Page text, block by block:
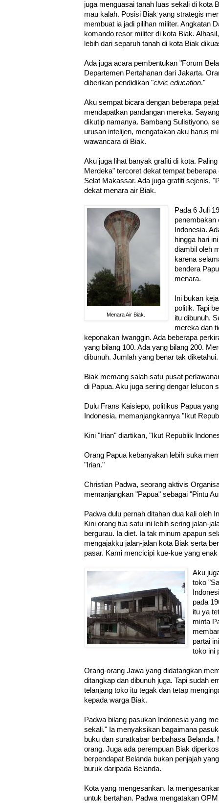
juga menguasai tanah luas sekali di kota
mau kalah. Posisi Biak yang strategis
membuat ia jadi pilihan militer. Angkatan
komando resor militer di kota Biak.
lebih dari separuh tanah di kota Biak
Ada juga acara pembentukan "Forum
Departemen Pertahanan dari Jakarta.
diberikan pendidikan "civic education."
Aku sempat bicara dengan beberapa
mendapatkan pandangan mereka.
dikutip namanya. Bambang Sulistiyono,
urusan intelijen, mengatakan aku harus
wawancara di Biak.
Aku juga lihat banyak grafiti di kota.
Merdeka" tercoret dekat tempat
Selat Makassar. Ada juga grafiti sejenis,
dekat menara air Biak.
Menara Air Biak.
Pada 6 Juli
penembakan
Indonesia.
hingga hari
diambil oleh
karena
bendera
menara.
Ini bukan
politik. Tapi
itu dibunuh.
mereka dan
keponakan Iwanggin. Ada beberapa
yang bilang 100. Ada yang bilang 200.
dibunuh. Jumlah yang benar tak diketahui.
Biak memang salah satu pusat
di Papua. Aku juga sering dengar lelucon
Dulu Frans Kaisiepo, politikus Papua
Indonesia, memanjangkannya "Ikut
Kini "Irian" diartikan, "Ikut Republik
Orang Papua kebanyakan lebih suka
"Irian."
Christian Padwa, seorang aktivis
memanjangkan "Papua" sebagai "Pintu
Padwa dulu pernah ditahan dua kali oleh
Kini orang tua satu ini lebih sering jalan-
bergurau. Ia diet. Ia tak minum apapun
mengajakku jalan-jalan kota Biak serta
pasar. Kami mencicipi kue-kue yang
Aku
toko
pada
itu ya
minta
partai
toko ini
Orang-orang Jawa yang didatangkan
ditangkap dan dibunuh juga. Tapi sudah
telanjang toko itu tegak dan tetap
kepada warga Biak.
Padwa bilang pasukan Indonesia yang
sekali." Ia menyaksikan bagaimana
buku dan suratkabar berbahasa
orang. Juga ada perempuan Biak
berpendapat Belanda bukan penjajah
buruk daripada Belanda.
Kota yang mengesankan. Ia
untuk bertahan. Padwa mengatakan